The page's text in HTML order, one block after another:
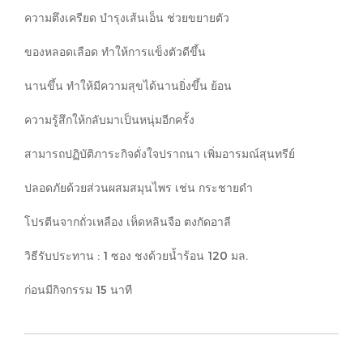
ความตึงเครียด บำรุงเส้นเอ็น ช่วยขยายตัว
ของหลอดเลือด ทำให้การแข็งตัวดีขึ้น
นานขึ้น ทำให้มีความสุขได้นานยิ่งขึ้น ย้อน
ความรู้สึกให้กลับมาเป็นหนุ่มอีกครั้ง
สามารถปฏิบัติภาระกิจดั่งใจปราถนา เพิ่มอารมณ์สุนทรีย์
ปลอดภัยด้วยส่วนผสมสมุนไพร เช่น กระชายดำ
โปรตีนจากถั่วเหลือง เห็ดหลินจือ ตงกัดอาลี
วิธีรับประทาน : 1 ซอง ชงด้วยน้ำร้อน 120 มล.
ก่อนมีกิจกรรม 15 นาที